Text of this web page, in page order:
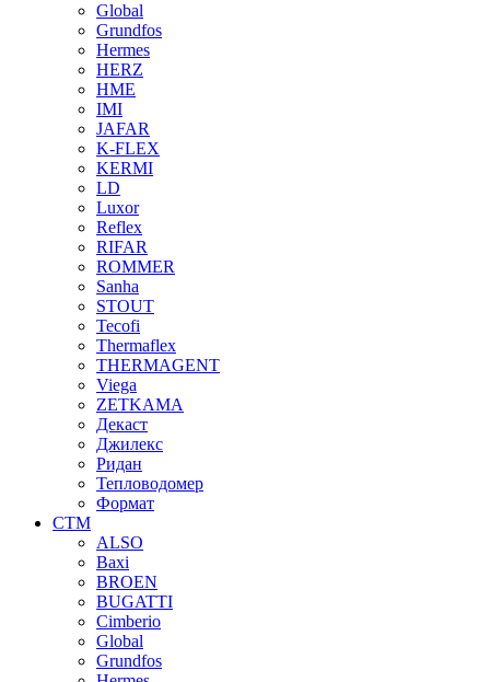
Global
Grundfos
Hermes
HERZ
HME
IMI
JAFAR
K-FLEX
KERMI
LD
Luxor
Reflex
RIFAR
ROMMER
Sanha
STOUT
Tecofi
Thermaflex
THERMAGENT
Viega
ZETKAMA
Декаст
Джилекс
Ридан
Тепловодомер
Формат
СТМ
ALSO
Baxi
BROEN
BUGATTI
Cimberio
Global
Grundfos